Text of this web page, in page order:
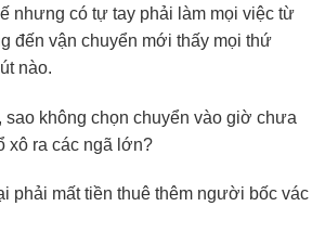
nhưng có tự tay phải làm mọi việc từ
đến vận chuyển mới thấy mọi thứ
nào.
không chọn chuyển vào giờ chưa
xô ra các ngã lớn?
phải mất tiền thuê thêm người bốc vác